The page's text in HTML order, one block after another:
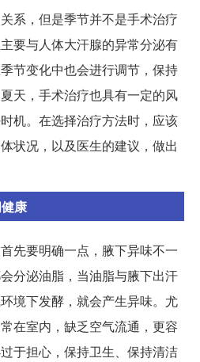
系，但是季节并不是手术治疗
要与人体大汗腺的异常分泌有
节变化中也会进行调节，保持
天，手术治疗也具有一定的风
机。在选择治疗方法时，应该
状况，以及医生的建议，做出
康
先要明确一点，腋下异味不一
分泌油脂，当油脂与腋下出汗
境下发酵，就会产生异味。尤
在室内，缺乏空气流通，更容
于担心，保持卫生、保持清洁